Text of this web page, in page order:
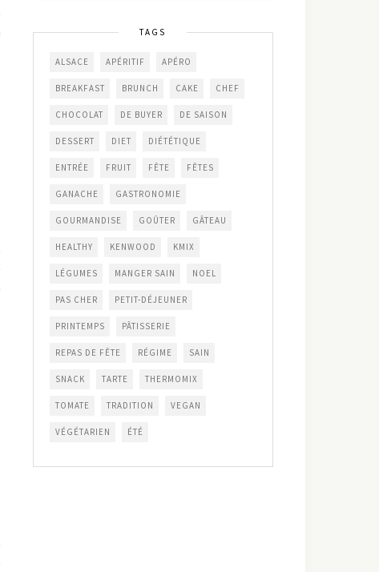
TAGS
ALSACE APÉRITIF APÉRO
BREAKFAST BRUNCH CAKE CHEF
CHOCOLAT DE BUYER DE SAISON
DESSERT DIET DIÉTÉTIQUE
ENTRÉE FRUIT FÊTE FÊTES
GANACHE GASTRONOMIE
GOURMANDISE GOÛTER GÂTEAU
HEALTHY KENWOOD KMIX
LÉGUMES MANGER SAIN NOEL
PAS CHER PETIT-DÉJEUNER
PRINTEMPS PÂTISSERIE
REPAS DE FÊTE RÉGIME SAIN
SNACK TARTE THERMOMIX
TOMATE TRADITION VEGAN
VÉGÉTARIEN ÉTÉ